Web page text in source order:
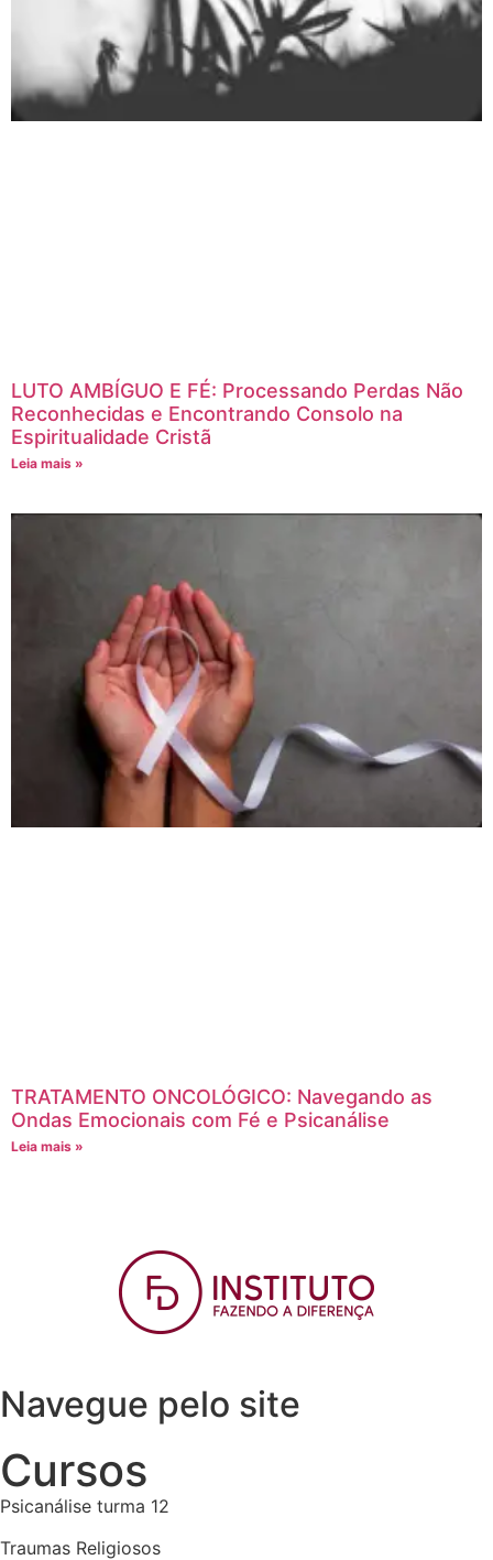
LUTO AMBÍGUO E FÉ: Processando Perdas Não
Reconhecidas e Encontrando Consolo na
Espiritualidade Cristã
Leia mais »
TRATAMENTO ONCOLÓGICO: Navegando as
Ondas Emocionais com Fé e Psicanálise
Leia mais »
Navegue pelo site
Cursos
Psicanálise turma 12
Traumas Religiosos